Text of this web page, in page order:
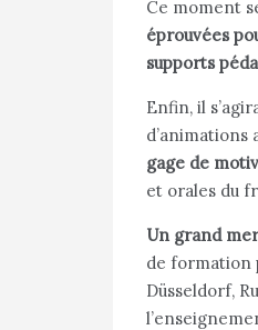
Ce moment
éprouvées
supports
Enfin, il
gage de
et orales du
Un grand
de formation
Düsseldorf,